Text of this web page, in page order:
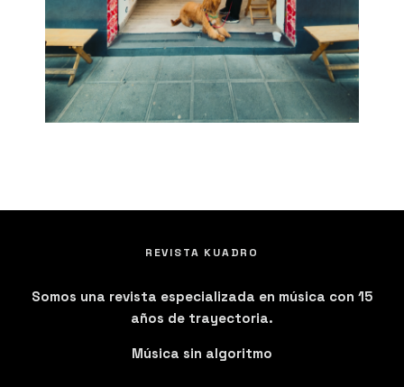
REVISTA KUADRO
Somos una revista especializada en música con 15
años de trayectoria.
Música sin algoritmo